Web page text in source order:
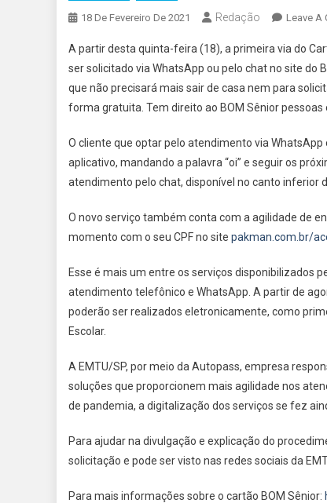
18 De Fevereiro De 2021 Redação Leave A
A partir desta quinta-feira (18), a primeira via do
ser solicitado via WhatsApp ou pelo chat no site do
que não precisará mais sair de casa nem para
forma gratuita. Tem direito ao BOM Sênior pessoas
O cliente que optar pelo atendimento via
aplicativo, mandando a palavra “oi” e seguir os
atendimento pelo chat, disponível no canto inferior
O novo serviço também conta com a agilidade de
momento com o seu CPF no site pakman.com.br/
Esse é mais um entre os serviços disponibilizados
atendimento telefônico e WhatsApp. A partir de
poderão ser realizados eletronicamente, como
Escolar.
A EMTU/SP, por meio da Autopass, empresa
soluções que proporcionem mais agilidade nos
de pandemia, a digitalização dos serviços se fez
Para ajudar na divulgação e explicação do
solicitação e pode ser visto nas redes sociais da
Para mais informações sobre o cartão BOM Sênior: